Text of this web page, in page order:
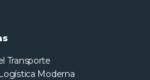
Transporte
Moderna